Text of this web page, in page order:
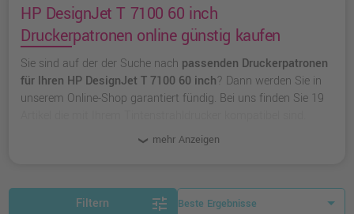
HP DesignJet T 7100 60 inch
Druckerpatronen online günstig kaufen
Sie sind auf der der Suche nach passenden Druckerpatronen
für Ihren HP DesignJet T 7100 60 inch? Dann werden Sie in
unserem Online-Shop garantiert fündig. Bei uns finden Sie 19
originalen Druckerpatronen von HP
unserer Hausmarke Ampertec
mehr Anzeigen
Filtern tune